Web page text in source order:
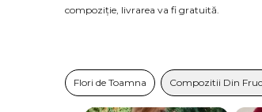
compoziție, livrarea va fi gratuită.
Flori de Toamna Compozitii Din